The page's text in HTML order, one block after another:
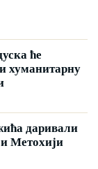
ће
хуманитарну
даривали
Метохији